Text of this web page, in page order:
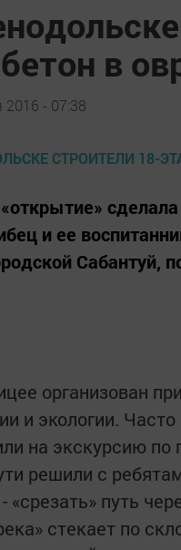
в
- 07:38
и ее
Сабантуй,
организован
и экологии.
на экскурсию по
решили с
путь
стекает по